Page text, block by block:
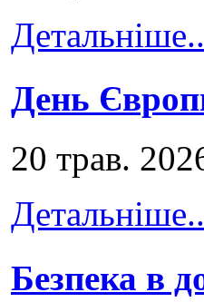
День
20 трав.
Безпека в